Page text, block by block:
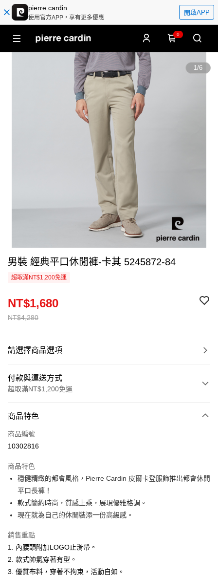
pierre cardin
使用官方APP，享有更多優惠
開啟APP
0
1/6
男裝 經典平口休閒褲-卡其 5245872-84
超取滿NT$1,200免運
NT$4,280
NT$1,680
請選擇商品選項
付款與運送方式
超取滿NT$1,200免運
信用卡一次付款
超商取貨付款
Apple Pay
悠遊付
Google Pay
ATM付款
全家取貨付款
商品特色
商品編號
10302816
商品特色
穩健精緻的都會風格，Pierre Cardin 皮爾卡登服飾推出都會休閒
平口長褲！
款式簡約時尚，質感上乘，展現優雅格調。
現在就為自己的休閒裝添一份高級感。
銷售重點
1. 內腰頭附加LOGO止滑帶。
2. 款式帥氣穿著有型。
3. 優質布料，穿著不拘束，活動自如。